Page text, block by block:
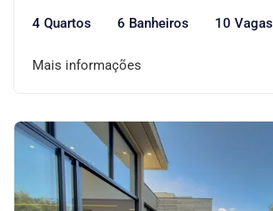
4 Quartos 6 Banheiros 10 Vagas
Mais informações